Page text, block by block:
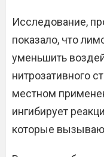
Исследование,
показало, что
уменьшить
нитрозативного
местном
ингибирует
которые